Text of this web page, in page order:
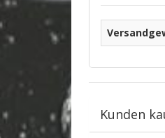
Kunden